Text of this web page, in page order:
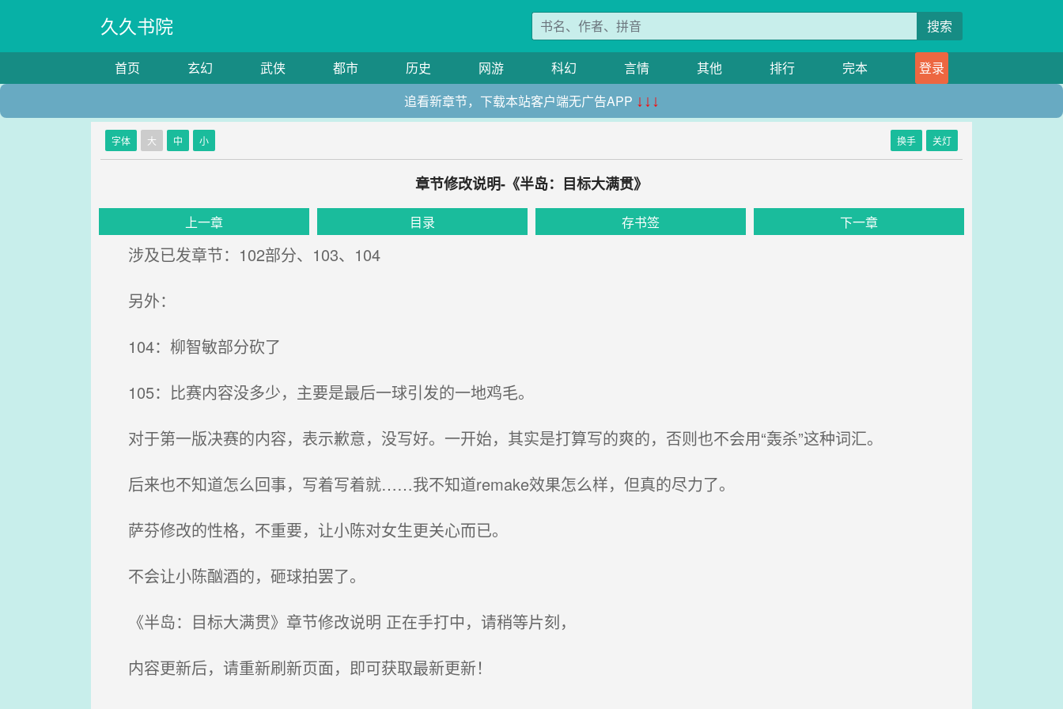
久久书院 搜索
首页 玄幻 武侠 都市 历史 网游 科幻 言情 其他 排行 完本
登录
追看新章节，下载本站客户端无广告APP ↓↓↓
字体 大 中 小 换手 关灯
章节修改说明-《半岛：目标大满贯》
上一章 目录 存书签 下一章
涉及已发章节：102部分、103、104
另外：
104：柳智敏部分砍了
105：比赛内容没多少，主要是最后一球引发的一地鸡毛。
对于第一版决赛的内容，表示歉意，没写好。一开始，其实是打算写的爽的，否则也不会用“轰杀”这种词汇。
后来也不知道怎么回事，写着写着就……我不知道remake效果怎么样，但真的尽力了。
萨芬修改的性格，不重要，让小陈对女生更关心而已。
不会让小陈酗酒的，砸球拍罢了。
《半岛：目标大满贯》章节修改说明 正在手打中，请稍等片刻，
内容更新后，请重新刷新页面，即可获取最新更新！